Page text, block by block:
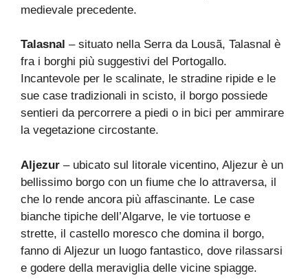
medievale precedente.
Talasnal – situato nella Serra da Lousã, Talasnal è
fra i borghi più suggestivi del Portogallo.
Incantevole per le scalinate, le stradine ripide e le
sue case tradizionali in scisto, il borgo possiede
sentieri da percorrere a piedi o in bici per ammirare
la vegetazione circostante.
Aljezur – ubicato sul litorale vicentino, Aljezur è un
bellissimo borgo con un fiume che lo attraversa, il
che lo rende ancora più affascinante. Le case
bianche tipiche dell’Algarve, le vie tortuose e
strette, il castello moresco che domina il borgo,
fanno di Aljezur un luogo fantastico, dove rilassarsi
e godere della meraviglia delle vicine spiagge.